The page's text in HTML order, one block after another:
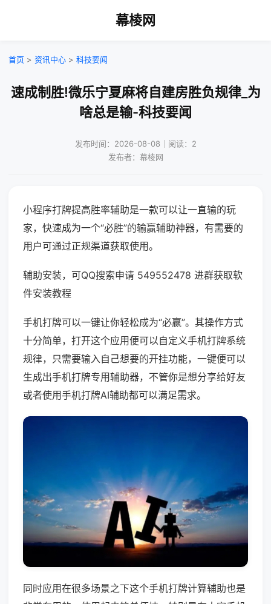
幕棱网
首页 > 资讯中心 > 科技要闻
速成制胜!微乐宁夏麻将自建房胜负规律_为
啥总是输-科技要闻
发布时间：2026-08-08｜阅读：2
发布者：幕棱网
小程序打牌提高胜率辅助是一款可以让一直输的玩
家，快速成为一个“必胜”的输赢辅助神器，有需要的
用户可通过正规渠道获取使用。
辅助安装，可QQ搜索申请 549552478 进群获取软
件安装教程
手机打牌可以一键让你轻松成为“必赢”。其操作方式
十分简单，打开这个应用便可以自定义手机打牌系统
规律，只需要输入自己想要的开挂功能，一键便可以
生成出手机打牌专用辅助器，不管你是想分享给好友
或者使用手机打牌AI辅助都可以满足需求。
同时应用在很多场景之下这个手机打牌计算辅助也是